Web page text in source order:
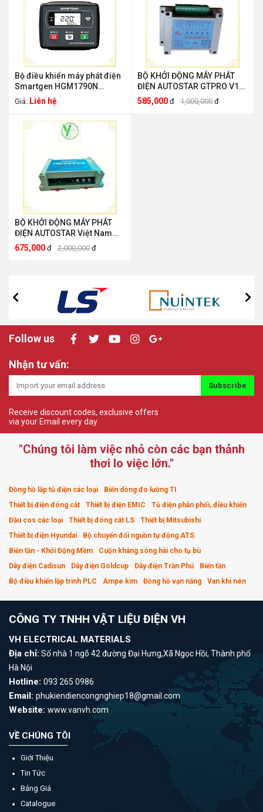
Bộ điều khiển máy phát điện
Smartgen HGM1790N
SMARTGEN HGM1790N
Giá: Liên hệ
BỘ KHỞI ĐỘNG MÁY PHÁT
ĐIỆN AUTOSTAR GTPRO V1
Việt Nam GTPRO V1
585,000 đ 1,000,000 đ
BỘ KHỞI ĐỘNG MÁY PHÁT
ĐIỆN AUTOSTAR Việt Nam
HMC-AUT
675,000 đ 2,000,000 đ
Follow us
Nhận tư vấn:
Subscribe
Receive discount codes, exclusive offers
via your Email every day.
"Chúng tôi làm việc nhỏ còn các bạn thảnh
thơi lo việc lớn."
Đồng hồ lắp tủ điện các loại
Biến dòng đo lường TI
Thiết bị điện đóng cắt
Thiết bị điện EMIC
Tủ điện phân phối, điều khiển
Đầu cos các loại
Thiết bị đóng cắt LS
Thiết bị Mitsubishi
Thiết bị điện Hyundai
Bộ chuyển đổi nguồn tự động ATS
Biến tần - Khởi Động Mềm
Cuộn kháng sóng hài cho tụ bù
Dây điện Cadisun
Dây điện Goldcup Dây điện Trần Phú
Biến tần
Bộ điều khiển lập trình PLC
Ampe kìm Đồng hồ vạn năng Van khí nén
CÔNG TY TNHH VẬT LIỆU ĐIỆN VH
VH ELECTRICAL MATERIALS
Địa chỉ: Số nhà 1 ngõ 42 đường Đại Hưng,Xã Ngọc Hồi, Thành phố
Hà Nội
Hotline: 093 265 0986
Email: phukiendiencongnghiep18@gmail.com
Website: www.vanvh.com
VỀ CHÚNG TÔI
Giới Thiệu
Tin Tức
Bảng Giá
Catalogue